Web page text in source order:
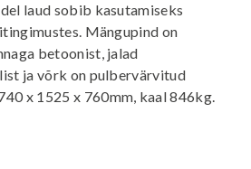
laud sobib kasutamiseks
Mängupind on
betoonist, jalad
ja võrk on pulbervärvitud
x 1525 x 760mm, kaal 846kg.